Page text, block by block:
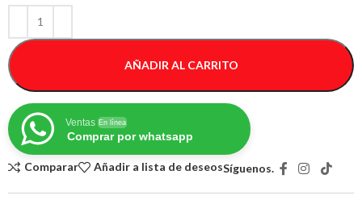
AÑADIR AL CARRITO
Ventas En línea
Comprar por whatsapp
Comparar Añadir a lista de deseosSíguenos.